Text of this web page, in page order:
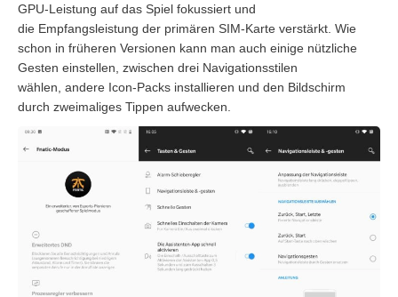
GPU-Leistung auf das Spiel fokussiert und
die Empfangsleistung der primären SIM-Karte verstärkt. Wie
schon in früheren Versionen kann man auch einige nützliche
Gesten einstellen, zwischen drei Navigationsstilen
wählen, andere Icon-Packs installieren und den Bildschirm
durch zweimaliges Tippen aufwecken.